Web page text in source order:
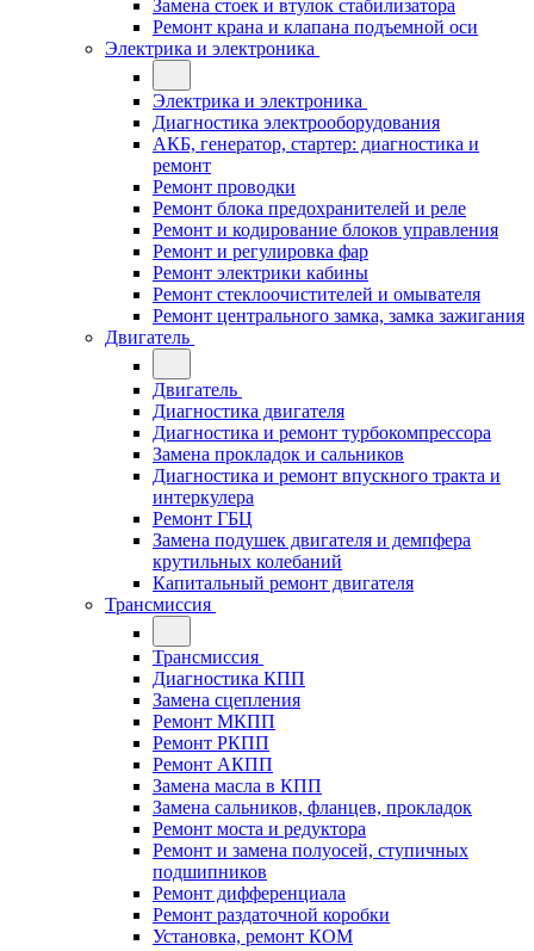
Замена стоек и втулок стабилизатора
Ремонт крана и клапана подъемной оси
Электрика и электроника
Электрика и электроника
Диагностика электрооборудования
АКБ, генератор, стартер: диагностика и
ремонт
Ремонт проводки
Ремонт блока предохранителей и реле
Ремонт и кодирование блоков управления
Ремонт и регулировка фар
Ремонт электрики кабины
Ремонт стеклоочистителей и омывателя
Ремонт центрального замка, замка зажигания
Двигатель
Двигатель
Диагностика двигателя
Диагностика и ремонт турбокомпрессора
Замена прокладок и сальников
Диагностика и ремонт впускного тракта и
интеркулера
Ремонт ГБЦ
Замена подушек двигателя и демпфера
крутильных колебаний
Капитальный ремонт двигателя
Трансмиссия
Трансмиссия
Диагностика КПП
Замена сцепления
Ремонт МКПП
Ремонт РКПП
Ремонт АКПП
Замена масла в КПП
Замена сальников, фланцев, прокладок
Ремонт моста и редуктора
Ремонт и замена полуосей, ступичных
подшипников
Ремонт дифференциала
Ремонт раздаточной коробки
Установка, ремонт КОМ